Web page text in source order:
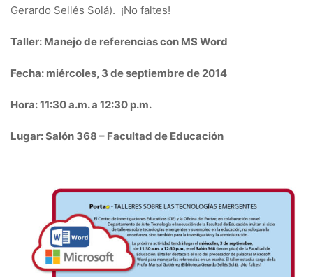
Gerardo Sellés Solá). ¡No faltes!
Taller: Manejo de referencias con MS Word
Fecha: miércoles, 3 de septiembre de 2014
Hora:11:30 a.m. a 12:30 p.m.
Lugar:Salón 368 – Facultad de Educación